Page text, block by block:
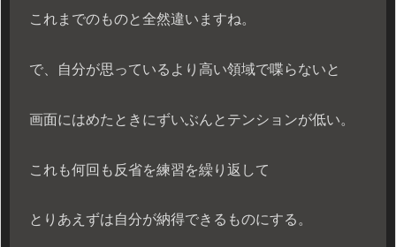
これまでのものと全然違いますね。
で、自分が思っているより高い領域で喋らないと
画面にはめたときにずいぶんとテンションが低い。
これも何回も反省を練習を繰り返して
とりあえずは自分が納得できるものにする。